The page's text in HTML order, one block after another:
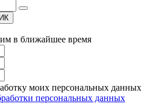
в ближайшее время
моих персональных данных
персональных данных